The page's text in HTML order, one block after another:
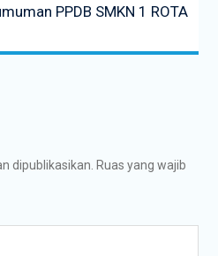
PPDB SMKN 1 ROTA
dipublikasikan. Ruas yang wajib